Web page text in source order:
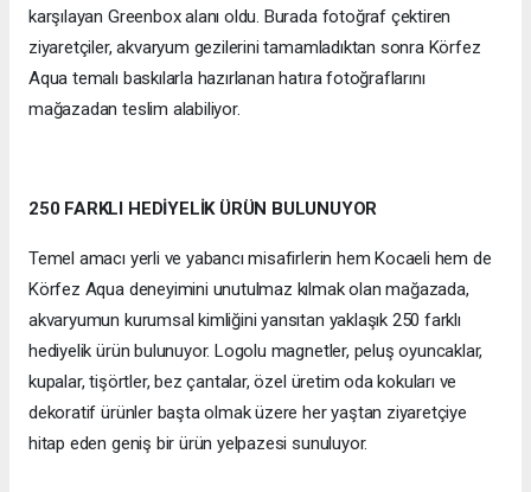
karşılayan Greenbox alanı oldu. Burada fotoğraf çektiren
ziyaretçiler, akvaryum gezilerini tamamladıktan sonra Körfez
Aqua temalı baskılarla hazırlanan hatıra fotoğraflarını
mağazadan teslim alabiliyor.
250 FARKLI HEDİYELİK ÜRÜN BULUNUYOR
Temel amacı yerli ve yabancı misafirlerin hem Kocaeli hem de
Körfez Aqua deneyimini unutulmaz kılmak olan mağazada,
akvaryumun kurumsal kimliğini yansıtan yaklaşık 250 farklı
hediyelik ürün bulunuyor. Logolu magnetler, peluş oyuncaklar,
kupalar, tişörtler, bez çantalar, özel üretim oda kokuları ve
dekoratif ürünler başta olmak üzere her yaştan ziyaretçiye
hitap eden geniş bir ürün yelpazesi sunuluyor.